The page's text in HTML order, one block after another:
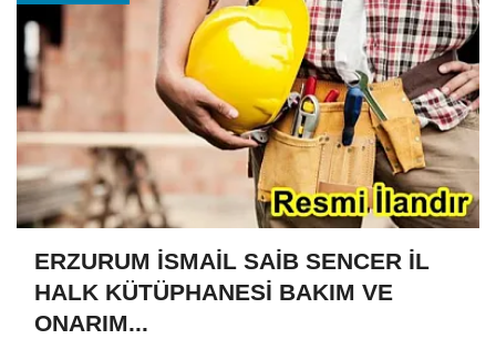
ERZURUM İSMAİL SAİB SENCER İL
HALK KÜTÜPHANESİ BAKIM VE
ONARIM...